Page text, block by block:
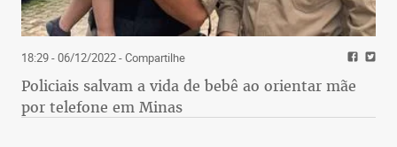
18:29 - 06/12/2022- Compartilhe
Policiais salvam a vida de bebê ao orientar mãe
por telefone em Minas